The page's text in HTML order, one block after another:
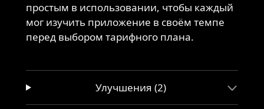
простым в использовании, чтобы каждый
мог изучить приложение в своём темпе
перед выбором тарифного плана.
Улучшения (2)